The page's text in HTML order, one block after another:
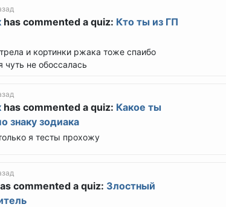
has commented a quiz: Кто ты из ГП
и кортинки ржака тоже спаибо
чуть не обоссалась
has commented a quiz: Какое ты
знаку зодиака
я тесты прохожу
commented a quiz: Злостный